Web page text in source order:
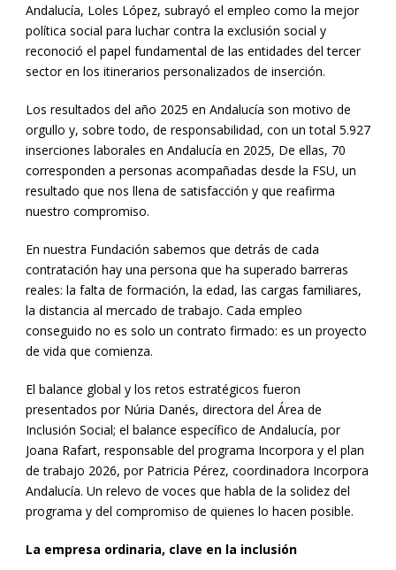
Andalucía, Loles López, subrayó el empleo como la mejor
política social para luchar contra la exclusión social y
reconoció el papel fundamental de las entidades del tercer
sector en los itinerarios personalizados de inserción.
Los resultados del año 2025 en Andalucía son motivo de
orgullo y, sobre todo, de responsabilidad, con un total 5.927
inserciones laborales en Andalucía en 2025, De ellas, 70
corresponden a personas acompañadas desde la FSU, un
resultado que nos llena de satisfacción y que reafirma
nuestro compromiso.
En nuestra Fundación sabemos que detrás de cada
contratación hay una persona que ha superado barreras
reales: la falta de formación, la edad, las cargas familiares,
la distancia al mercado de trabajo. Cada empleo
conseguido no es solo un contrato firmado: es un proyecto
de vida que comienza.
El balance global y los retos estratégicos fueron
presentados por Núria Danés, directora del Área de
Inclusión Social; el balance específico de Andalucía, por
Joana Rafart, responsable del programa Incorpora y el plan
de trabajo 2026, por Patricia Pérez, coordinadora Incorpora
Andalucía. Un relevo de voces que habla de la solidez del
programa y del compromiso de quienes lo hacen posible.
La empresa ordinaria, clave en la inclusión